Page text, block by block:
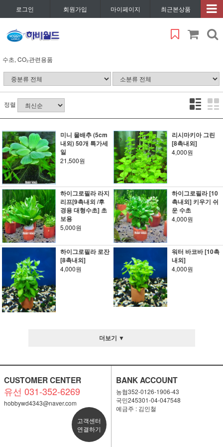
로그인 회원가입 마이페이지 최근본상품
수초, CO₂관련용품
정렬
미니 물배추 (5cm
내외) 50개 특가세
일
21,500원
리시마키아 그린
[8촉내외]
4,000원
하이그로필라 라지
리프[9촉내외 /후
경용 대형수초] 초
보용
5,000원
하이그로필라 [10
촉내외] 키우기 쉬
운 수초
4,000원
하이그로필라 로잔
[8촉내외]
4,000원
워터 바코바 [10촉
내외]
4,000원
더보기 ▼
CUSTOMER CENTER
유선 031-352-6269
hobbywd4343@naver.com
고객센터
연결하기
BANK ACCOUNT
농협352-0126-1906-43
국민245301-04-047548
예금주 : 김인철